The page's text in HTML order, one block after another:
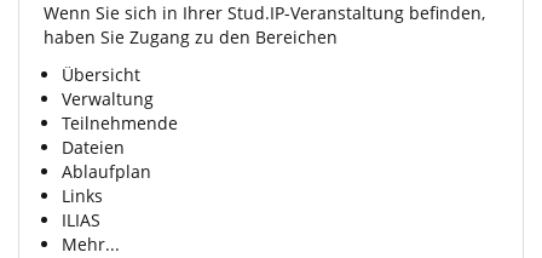
Wenn Sie sich in Ihrer Stud.IP-Veranstaltung befinden,
haben Sie Zugang zu den Bereichen
Übersicht
Verwaltung
Teilnehmende
Dateien
Ablaufplan
Links
ILIAS
Mehr...